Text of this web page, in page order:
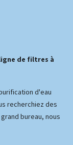
de filtres à
d'eau
recherchiez des
bureau, nous